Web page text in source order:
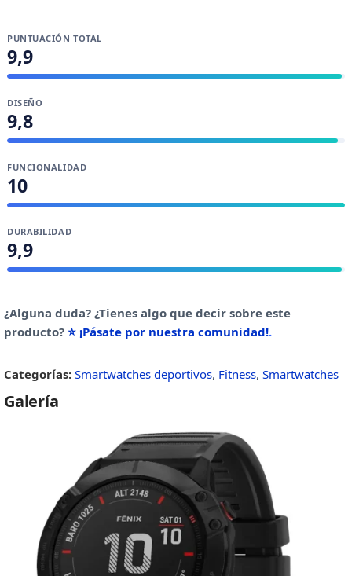
PUNTUACIÓN TOTAL
9,9
DISEÑO
9,8
FUNCIONALIDAD
10
DURABILIDAD
9,9
¿Alguna duda? ¿Tienes algo que decir sobre este
producto? ⭐ ¡Pásate por nuestra comunidad!.
Categorías: Smartwatches deportivos, Fitness, Smartwatches
Galería